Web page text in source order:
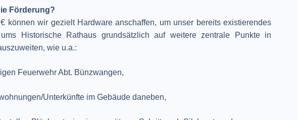
Förderung?
können wir gezielt Hardware anschaffen, um unser bereits existierendes
ums Historische Rathaus grundsätzlich auf weitere zentrale Punkte in
wie u.a.:
Feuerwehr Abt. Bünzwangen,
Unterkünfte im Gebäude daneben,